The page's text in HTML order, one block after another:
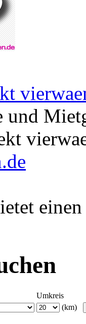
und
Umkreis
(km)